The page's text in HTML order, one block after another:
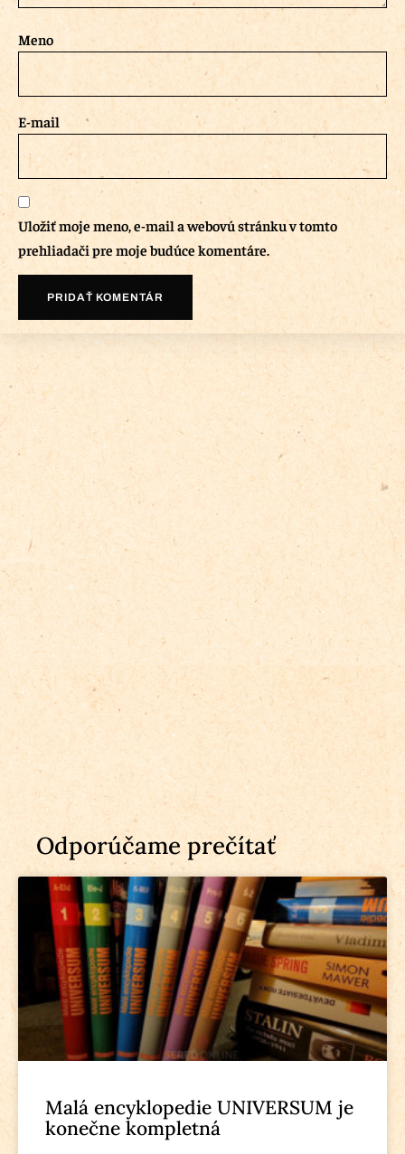
Meno
E-mail
Uložiť moje meno, e-mail a webovú stránku v tomto
prehliadači pre moje budúce komentáre.
Odporúčame prečítať
Malá encyklopedie UNIVERSUM je
konečne kompletná